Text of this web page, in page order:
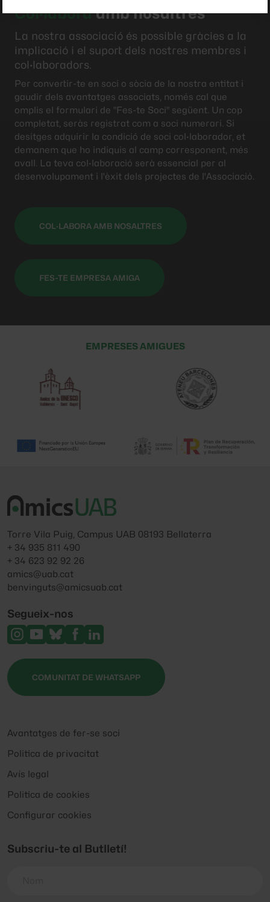
Col·laboraamb nosaltres
La nostra associació és possible gràcies a la
implicació i el suport dels nostres membres i
col·laboradors.
Per convertir-te en soci o sòcia de la nostra entitat i
gaudir dels avantatges associats, només cal que
omplis el formulari de "Fes-te Soci" següent. Un cop
completat, seràs registrat com a soci numerari. Si
desitges adquirir la condició de soci col·laborador, et
demanem que ho indiquis al camp corresponent, més
avall. La teva col·laboració serà essencial per al
desenvolupament i l'èxit dels projectes de l'Associació.
COL·LABORA AMB NOSALTRES
FES-TE EMPRESA AMIGA
EMPRESES AMIGUES
Torre Vila Puig, Campus UAB 08193 Bellaterra
+ 34 935 811 490
+ 34 623 92 92 26
amics@uab.cat
benvinguts@amicsuab.cat
Segueix-nos
COMUNITAT DE WHATSAPP
Avantatges de fer-se soci
Politica de privacitat
Avís legal
Politica de cookies
Configurar cookies
Subscriu-te al Butlletí!